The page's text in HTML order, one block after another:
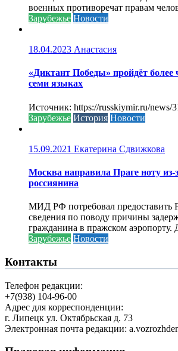
военных противоречат правам
Зарубежье Новости
18.04.2023 Анастасия
«Диктант Победы» пройдёт более
семи языках
Источник: https://russkiymir.ru/news/
Зарубежье История Новости
15.09.2021 Екатерина Сдвижкова
Москва направила Праге ноту из-
россиянина
МИД РФ потребовал предоставить
сведения по поводу причины
гражданина в пражском аэропорту.
Зарубежье Новости
Контакты
Телефон редакции:
+7(938) 104-96-00
Адрес для корреспонденции:
г. Липецк ул. Октябрьская д. 73
Электронная почта редакции: